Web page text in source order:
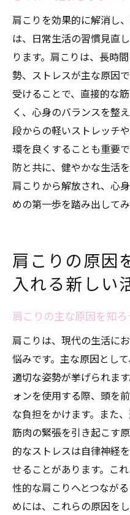
肩こりを効果的に解消し
は、日常生活の習慣見直
ります。肩こりは、長時
勢、ストレスが主な原因
受けることで、直接的な
く、心身のバランスを整
段からの軽いストレッチ
環を良くすることも重要
防と共に、健やかな生活
肩こりから解放され、心
めの第一歩を踏み出してみ
肩こりの原因
入れる新しい
肩こりの主な原因を知ろ
肩こりは、現代の生活に
悩みです。主な原因とし
適切な姿勢が挙げられま
ォンを使用する際、頭を
な負担をかけます。また
筋肉の緊張を引き起こす
的なストレスは自律神経
せることがあります。こ
性的な肩こりへとつなが
めには、これらの原因を